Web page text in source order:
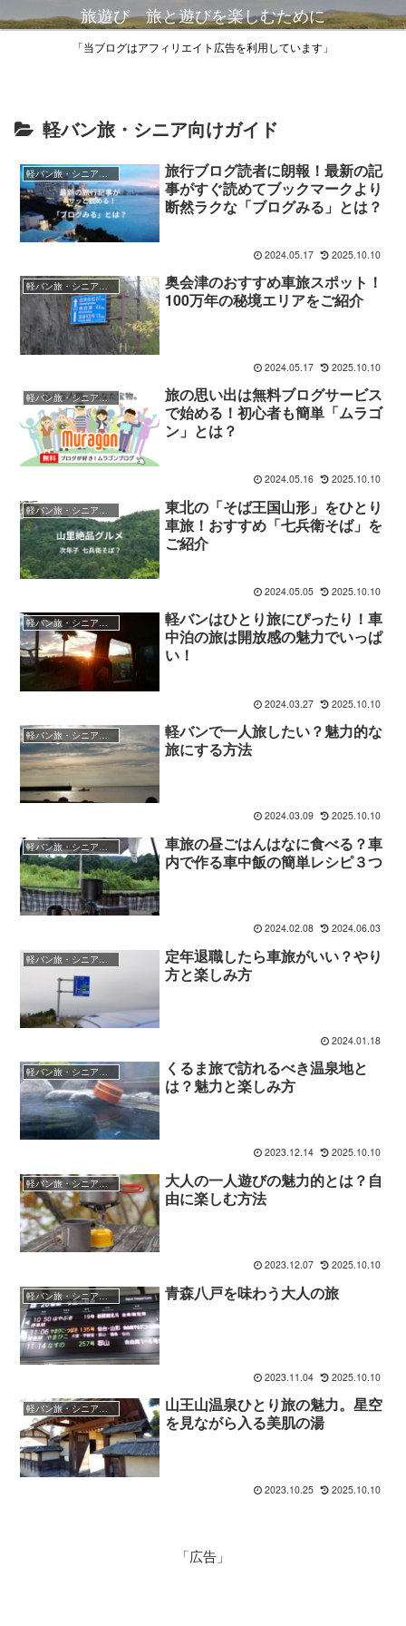
旅遊び 旅と遊びを楽しむために
「当ブログはアフィリエイト広告を利用しています」
軽バン旅・シニア向けガイド
軽バン旅・シニア向けガイド
旅行ブログ読者に朗報！最新の記
事がすぐ読めてブックマークより
断然ラクな「ブログみる」とは？
2024.05.17 2025.10.10
奥会津のおすすめ車旅スポット！
100万年の秘境エリアをご紹介
2024.05.17 2025.10.10
軽バン旅・シニア向けガイド
旅の思い出は無料ブログサービス
で始める！初心者も簡単「ムラゴ
ン」とは？
2024.05.16 2025.10.10
軽バン旅・シニア向けガイド
東北の「そば王国山形」をひとり
車旅！おすすめ「七兵衛そば」を
ご紹介
2024.05.05 2025.10.10
軽バン旅・シニア向けガイド
軽バンはひとり旅にぴったり！車
中泊の旅は開放感の魅力でいっぱ
い！
2024.03.27 2025.10.10
軽バンで一人旅したい？魅力的な
旅にする方法
2024.03.09 2025.10.10
軽バン旅・シニア向けガイド
車旅の昼ごはんはなに食べる？車
内で作る車中飯の簡単レシピ３つ
2024.02.08 2024.06.03
軽バン旅・シニア向けガイド
定年退職したら車旅がいい？やり
方と楽しみ方
2024.01.18
くるま旅で訪れるべき温泉地と
は？魅力と楽しみ方
2023.12.14 2025.10.10
軽バン旅・シニア向けガイド
大人の一人遊びの魅力的とは？自
由に楽しむ方法
2023.12.07 2025.10.10
軽バン旅・シニア向けガイド 青森八戸を味わう大人の旅
2023.11.04 2025.10.10
軽バン旅・シニア向けガイド
山王山温泉ひとり旅の魅力。星空
を見ながら入る美肌の湯
2023.10.25 2025.10.10
「広告」